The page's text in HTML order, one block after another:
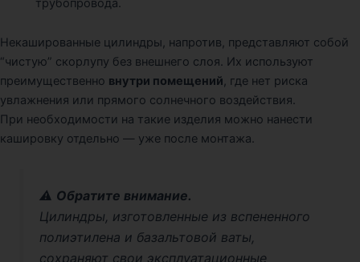
трубопровода.
Некашированные цилиндры, напротив, представляют собой
“чистую” скорлупу без внешнего слоя. Их используют
преимущественно внутри помещений, где нет риска
увлажнения или прямого солнечного воздействия.
При необходимости на такие изделия можно нанести
кашировку отдельно — уже после монтажа.
⚠️ Обратите внимание.
Цилиндры, изготовленные из вспененного
полиэтилена и базальтовой ваты,
сохраняют свои эксплуатационные